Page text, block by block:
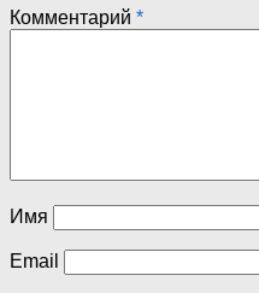
Комментарий *
Имя
Email